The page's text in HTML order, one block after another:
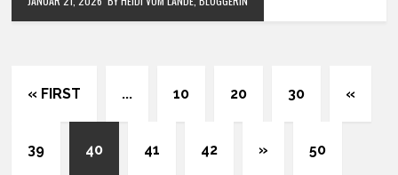
« FIRST ... 10 20 30 «
39 40 41 42 » 50